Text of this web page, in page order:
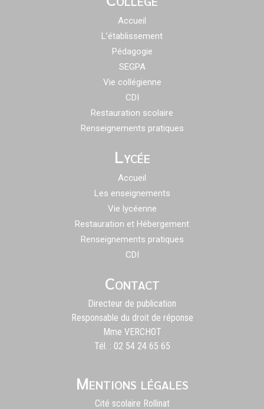
Accueil
L’établissement
Pédagogie
SEGPA
Vie collégienne
CDI
Restauration scolaire
Renseignements pratiques
Lycée
Accueil
Les enseignements
Vie lycéenne
Restauration et Hébergement
Renseignements pratiques
CDI
Contact
Directeur de publication
Responsable du droit de réponse
Mme VERCHOT
Tél. : 02 54 24 65 65
Mentions légales
Cité scolaire Rollinat